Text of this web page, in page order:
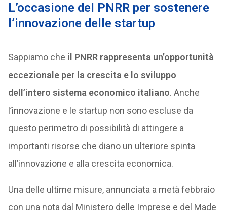
L’occasione del PNRR per sostenere
l’innovazione delle startup
Sappiamo che il PNRR rappresenta un’opportunità
eccezionale per la crescita e lo sviluppo
dell’intero sistema economico italiano. Anche
l’innovazione e le startup non sono escluse da
questo perimetro di possibilità di attingere a
importanti risorse che diano un ulteriore spinta
all’innovazione e alla crescita economica.
Una delle ultime misure, annunciata a metà febbraio
con una nota dal Ministero delle Imprese e del Made